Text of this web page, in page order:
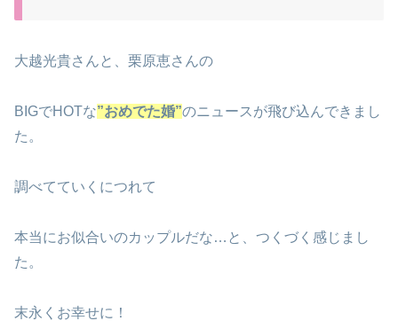
大越光貴さんと、栗原恵さんの
BIGでHOTな”おめでた婚”のニュースが飛び込んできまし
た。
調べてていくにつれて
本当にお似合いのカップルだな…と、つくづく感じまし
た。
末永くお幸せに！